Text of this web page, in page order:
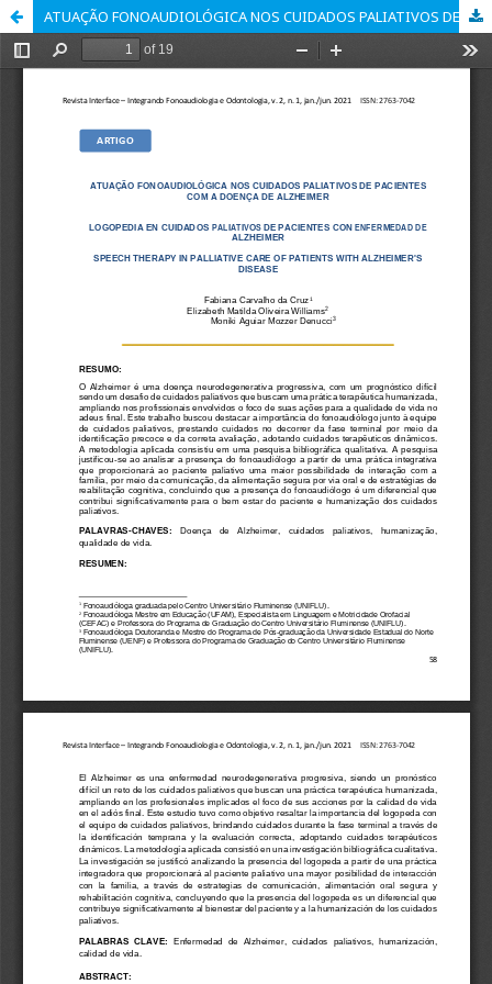
ATUAÇÃO FONOAUDIOLÓGICA NOS CUIDADOS PALIATIVOS DE PACIENTES COM A DOENÇA DE ALZHEIMER